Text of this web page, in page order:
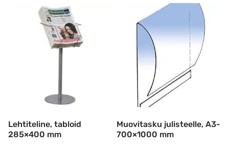
Lehtiteline, tabloid
285×400 mm
Muovitasku julisteelle, A3-
700×1000 mm